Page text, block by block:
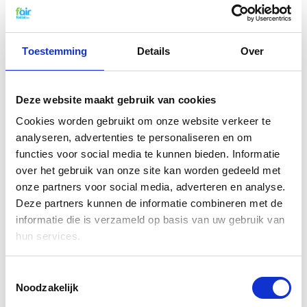
Toestemming Details Over
Deze website maakt gebruik van cookies
Cookies worden gebruikt om onze website verkeer te
analyseren, advertenties te personaliseren en om
functies voor social media te kunnen bieden. Informatie
over het gebruik van onze site kan worden gedeeld met
onze partners voor social media, adverteren en analyse.
Deze partners kunnen de informatie combineren met de
informatie die is verzameld op basis van uw gebruik van
hun services.
Noodzakelijk
WTW Filters wisselen en klein
onderhoud
De WTW filters van fairair voor de WOLF CFL 32
plaatsen. Bekijk hiervoor onze handleiding om uw
WTW filter te vervangen. U kunt zelf ook eenvoudig
klein onderhouduitvoeren door uw systeem
tussendoor metprobioticate reinigen.
Verwijderbare sticker
Bij uw f'air WTW filters van fairair krijgt u een
op uw WOLF CFL WTW unit plakken zodat u altijd
weet welke filters u moet bestellen. Wel zo handig